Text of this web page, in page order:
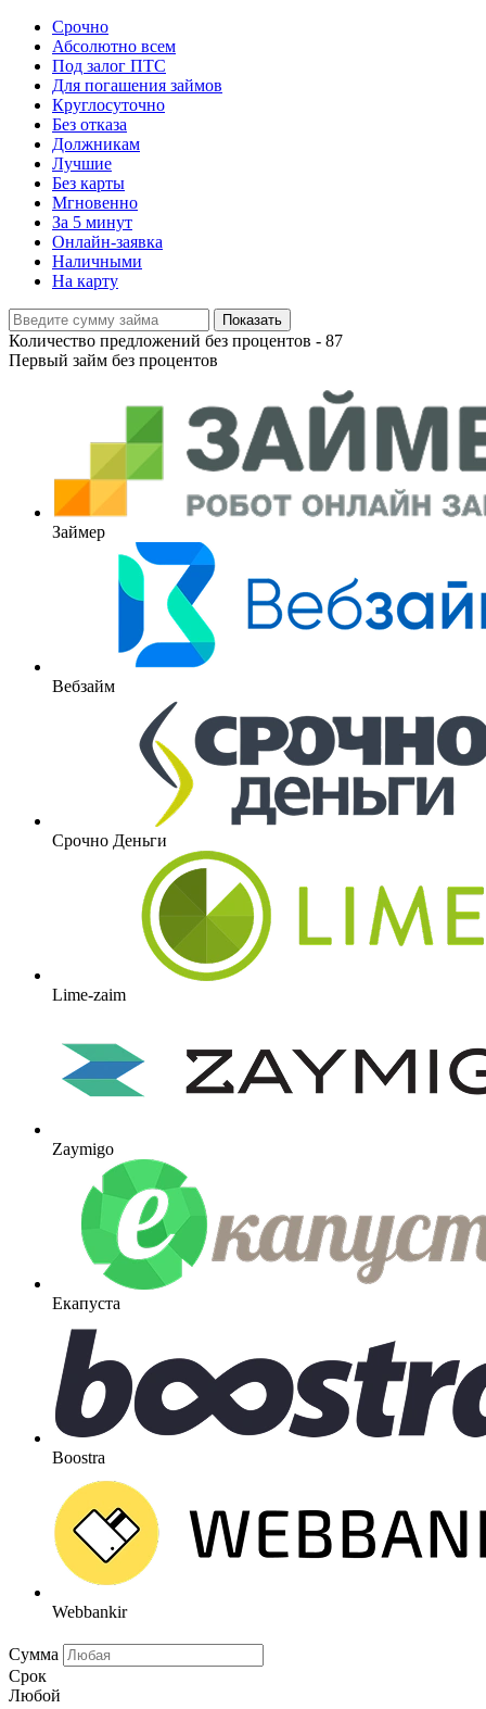
Срочно
Абсолютно всем
Под залог ПТС
Для погашения займов
Круглосуточно
Без отказа
Должникам
Лучшие
Без карты
Мгновенно
За 5 минут
Онлайн-заявка
Наличными
На карту
Показать
Количество предложений без процентов - 87
Первый займ без процентов
Займер
Вебзайм
Срочно Деньги
Lime-zaim
Zaymigo
Екапуста
Boostra
Webbankir
Сумма
Срок
Любой